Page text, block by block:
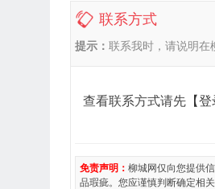
联系方式
提示： 联系我时，请说明在
查看联系方式请先 【登
免责声明： 柳城网仅向您提供
品瑕疵。您应谨慎判断确定相